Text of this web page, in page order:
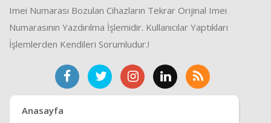
Imei Numarası Bozulan Cihazların Tekrar Orijinal Imei
Numarasının Yazdırılma İşlemidir. Kullanıcılar Yaptıkları
İşlemlerden Kendileri Sorumludur.!
Anasayfa